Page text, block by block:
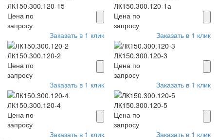
ЛК150.300.120-15
Цена по
запросу
Заказать в 1 клик
ЛК150.300.120-1а
Цена по
запросу
Заказать в 1 клик
ЛК150.300.120-2
Цена по
запросу
Заказать в 1 клик
ЛК150.300.120-3
Цена по
запросу
Заказать в 1 клик
ЛК150.300.120-4
Цена по
запросу
Заказать в 1 клик
ЛК150.300.120-5
Цена по
запросу
Заказать в 1 клик